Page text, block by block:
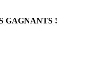
GAGNANTS !